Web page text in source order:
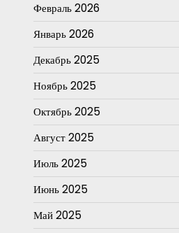
Февраль 2026
Январь 2026
Декабрь 2025
Ноябрь 2025
Октябрь 2025
Август 2025
Июль 2025
Июнь 2025
Май 2025